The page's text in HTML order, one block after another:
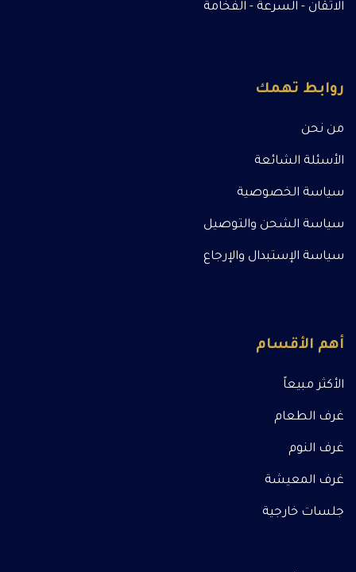
الاتقان - السرعة - الفخامة
روابط تهمك
من نحن
الأسئلة الشائعة
سياسة الخصوصية
سياسة الشحن والتوصيل
سياسة الإستبدال والإرجاع
أهم الأقسام
الأكثر مبيعاً
غرف الطعام
غرف النوم
غرف المعيشة
جلسات خارجية